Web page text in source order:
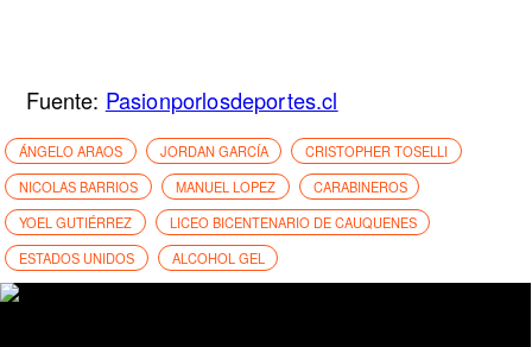
Fuente: Pasionporlosdeportes.cl
ÁNGELO ARAOS JORDAN GARCÍA
CRISTOPHER TOSELLI
NICOLAS BARRIOS
MANUEL LOPEZ
CARABINEROS
YOEL GUTIÉRREZ
LICEO BICENTENARIO DE CAUQUENES
ESTADOS UNIDOS
ALCOHOL GEL